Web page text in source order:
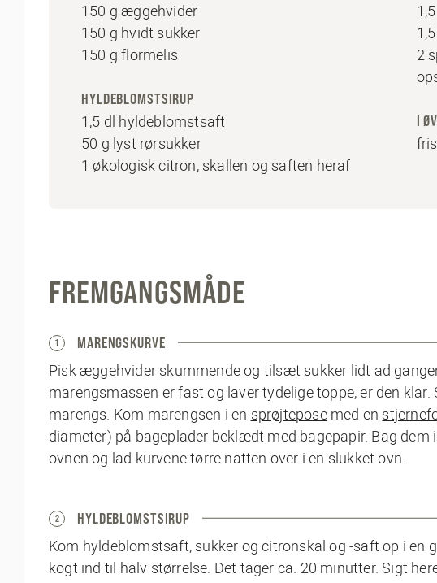
150 g æggehvider
150 g hvidt sukker
150 g flormelis
HYLDEBLOMSTSIRUP
1,5 dl hyldeblomstsaft
50 g lyst rørsukker
1 økologisk citron, skallen og saften heraf
2
I
FREMGANGSMÅDE
1 MARENGSKURVE
Pisk æggehvider skummende og tilsæt sukker lidt ad
marengsmassen er fast og laver tydelige toppe, er den
marengs. Kom marengsen i en sprøjteposemed en
diameter) på bageplader beklædt med bagepapir. Bag
ovnen og lad kurvene tørre natten over i en slukket ovn.
2 HYLDEBLOMSTSIRUP
Kom hyldeblomstsaft, sukker og citronskal og -saft op i en
kogt ind til halv størrelse. Det tager ca. 20 minutter. Sigt